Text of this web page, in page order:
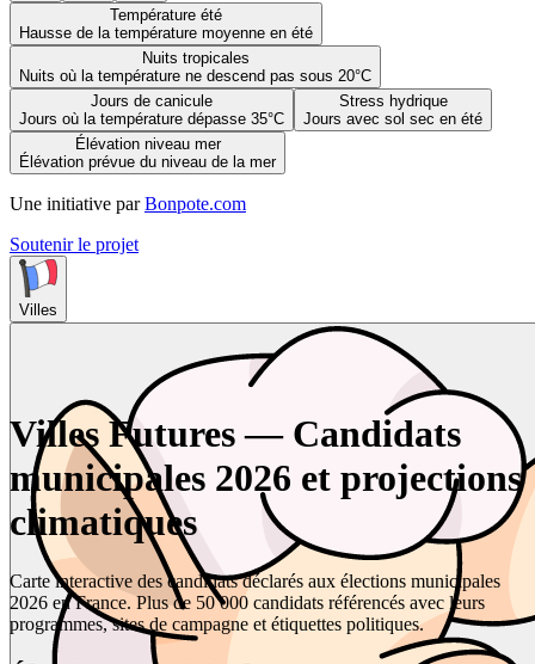
Température été
Hausse de la température moyenne en été
Nuits tropicales
Nuits où la température ne descend pas sous 20°C
Jours de canicule
Jours où la température dépasse 35°C
Stress hydrique
Jours avec sol sec en été
Élévation niveau mer
Élévation prévue du niveau de la mer
Une initiative par Bonpote.com
Soutenir le projet
Villes
Villes Futures — Candidats
municipales 2026 et projections
climatiques
Carte interactive des candidats déclarés aux élections municipales
2026 en France. Plus de 50 000 candidats référencés avec leurs
programmes, sites de campagne et étiquettes politiques.